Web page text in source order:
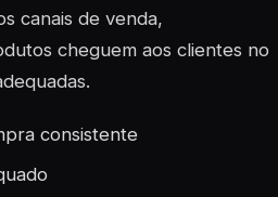
canais de venda,
cheguem aos clientes no
consistente